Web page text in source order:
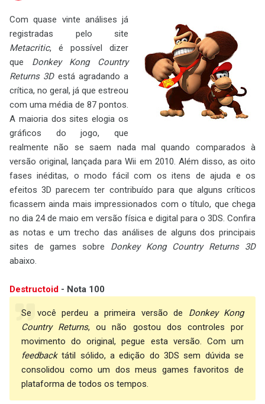
Com quase vinte análises já
registradas pelo site
Metacritic, é possível dizer
que Donkey Kong Country
Returns 3Destá agradando a
crítica, no geral, já que estreou
com uma média de 87 pontos.
A maioria dos sites elogia os
gráficos do jogo, que
realmente não se saem nada mal quando comparados à
versão original, lançada para Wii em 2010. Além disso, as oito
fases inéditas, o modo fácil com os itens de ajuda e os
efeitos 3D parecem ter contribuído para que alguns críticos
ficassem ainda mais impressionados com o título, que chega
no dia 24 de maio em versão física e digital para o 3DS. Confira
as notas e um trecho das análises de alguns dos principais
sites de games sobre Donkey Kong Country Returns 3D
abaixo.
Destructoid - Nota 100
Se você perdeu a primeira versão de Donkey Kong
Country Returns, ou não gostou dos controles por
movimento do original, pegue esta versão. Com um
feedbacktátil sólido, a edição do 3DS sem dúvida se
consolidou como um dos meus games favoritos de
plataforma de todos os tempos.